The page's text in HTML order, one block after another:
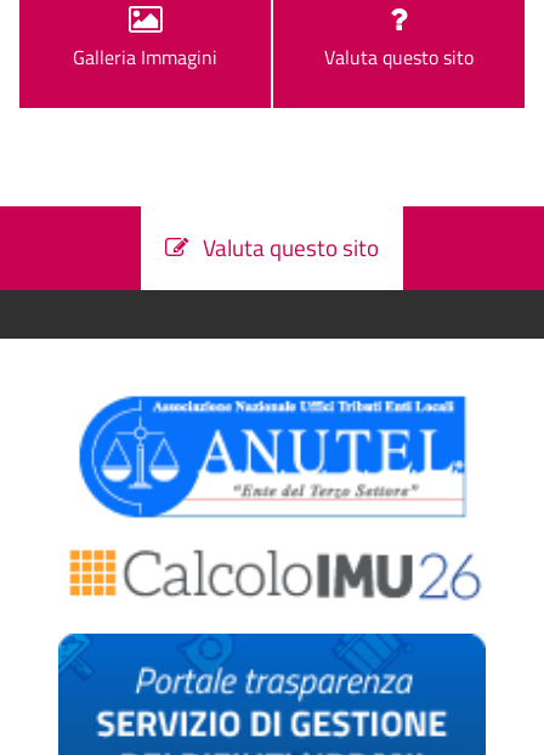
Galleria Immagini Valuta questo sito
Valuta questo sito